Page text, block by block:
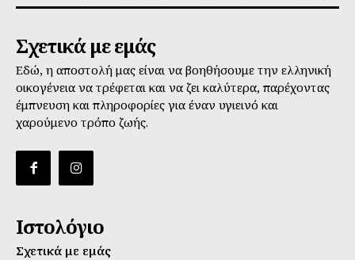
Σχετικά με εμάς
Εδώ, η αποστολή μας είναι να βοηθήσουμε την ελληνική
οικογένεια να τρέφεται και να ζει καλύτερα, παρέχοντας
έμπνευση και πληροφορίες για έναν υγιεινό και
χαρούμενο τρόπο ζωής.
Ιστολόγιο
Σχετικά με εμάς